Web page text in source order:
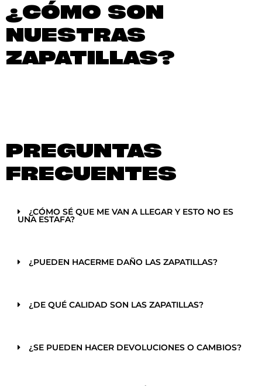
¿CÓMO SON
NUESTRAS
ZAPATILLAS?
PREGUNTAS
FRECUENTES
¿CÓMO SÉ QUE ME VAN A LLEGAR Y ESTO NO ES
UNA ESTAFA?
¿PUEDEN HACERME DAÑO LAS ZAPATILLAS?
¿DE QUÉ CALIDAD SON LAS ZAPATILLAS?
¿SE PUEDEN HACER DEVOLUCIONES O CAMBIOS?